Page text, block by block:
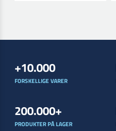
+10.000
FORSKELLIGE VARER
200.000+
PRODUKTER PÅ LAGER